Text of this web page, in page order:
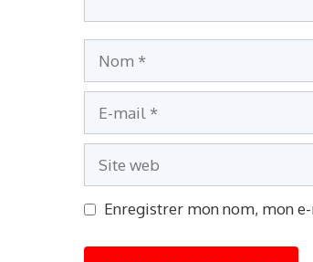
Nom
mail
Site
web
Enregistrer mon nom, mon